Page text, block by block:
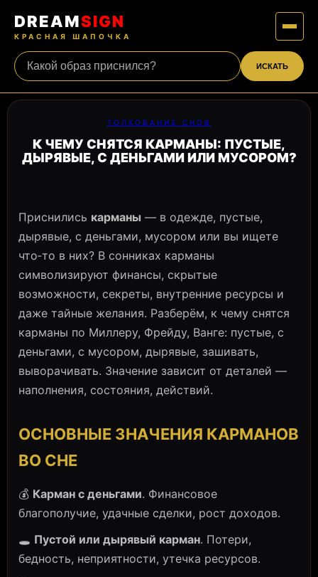
DREAMSIGN
КРАСНАЯ ШАПОЧКА
ИСКАТЬ
ТОЛКОВАНИЕ СНОВ
К ЧЕМУ СНЯТСЯ КАРМАНЫ: ПУСТЫЕ,
ДЫРЯВЫЕ, С ДЕНЬГАМИ ИЛИ МУСОРОМ?
Приснились карманы — в одежде, пустые,
дырявые, с деньгами, мусором или вы ищете
что‑то в них? В сонниках карманы
символизируют финансы, скрытые
возможности, секреты, внутренние ресурсы и
даже тайные желания. Разберём, к чему снятся
карманы по Миллеру, Фрейду, Ванге: пустые, с
деньгами, с мусором, дырявые, зашивать,
выворачивать. Значение зависит от деталей —
наполнения, состояния, действий.
ОСНОВНЫЕ ЗНАЧЕНИЯ КАРМАНОВ
ВО СНЕ
💰 Карман с деньгами. Финансовое
благополучие, удачные сделки, рост доходов.
🕳️ Пустой или дырявый карман. Потери,
бедность, неприятности, утечка ресурсов.